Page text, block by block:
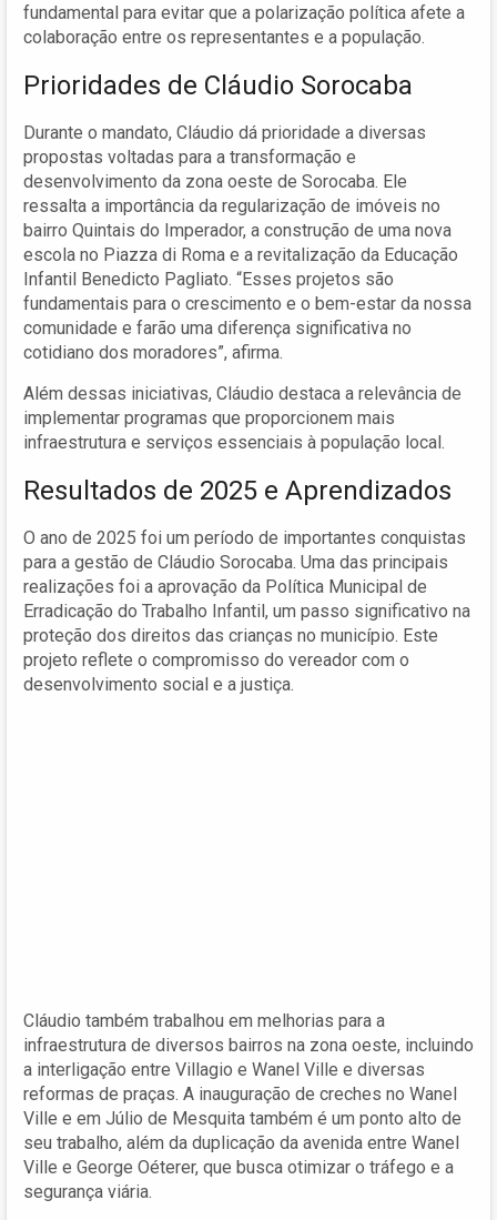
fundamental para evitar que a polarização política afete a
colaboração entre os representantes e a população.
Prioridades de Cláudio Sorocaba
Durante o mandato, Cláudio dá prioridade a diversas
propostas voltadas para a transformação e
desenvolvimento da zona oeste de Sorocaba. Ele
ressalta a importância da regularização de imóveis no
bairro Quintais do Imperador, a construção de uma nova
escola no Piazza di Roma e a revitalização da Educação
Infantil Benedicto Pagliato. “Esses projetos são
fundamentais para o crescimento e o bem-estar da nossa
comunidade e farão uma diferença significativa no
cotidiano dos moradores”, afirma.
Além dessas iniciativas, Cláudio destaca a relevância de
implementar programas que proporcionem mais
infraestrutura e serviços essenciais à população local.
Resultados de 2025 e Aprendizados
O ano de 2025 foi um período de importantes conquistas
para a gestão de Cláudio Sorocaba. Uma das principais
realizações foi a aprovação da Política Municipal de
Erradicação do Trabalho Infantil, um passo significativo na
proteção dos direitos das crianças no município. Este
projeto reflete o compromisso do vereador com o
desenvolvimento social e a justiça.
Cláudio também trabalhou em melhorias para a
infraestrutura de diversos bairros na zona oeste, incluindo
a interligação entre Villagio e Wanel Ville e diversas
reformas de praças. A inauguração de creches no Wanel
Ville e em Júlio de Mesquita também é um ponto alto de
seu trabalho, além da duplicação da avenida entre Wanel
Ville e George Oéterer, que busca otimizar o tráfego e a
segurança viária.